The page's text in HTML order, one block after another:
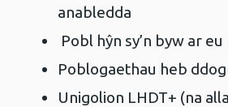
anabledda
Pobl hŷn sy’n byw ar
Poblogaethau heb
Unigolion LHDT+ (na